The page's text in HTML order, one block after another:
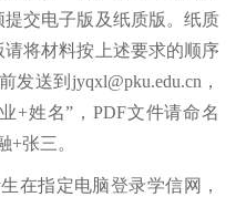
交电子版及纸质版。纸质
将材料按上述要求的顺序
送到jyqxl@pku.edu.cn，
+姓名”，PDF文件请命名
+张三。
在指定电脑登录学信网，